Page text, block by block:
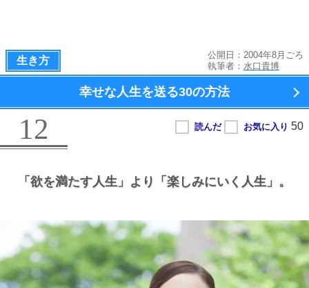
生き方
公開日：2004年8月ごろ
執筆者： 水口貴博
幸せな人生を送る30の方法
12
「欲を満たす人生」より 「楽しみにいく人生」。